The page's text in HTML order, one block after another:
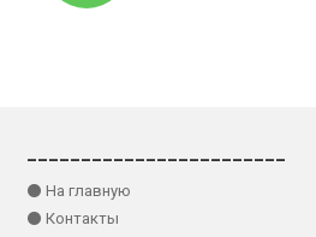
⚫ На главную
⚫ Контакты